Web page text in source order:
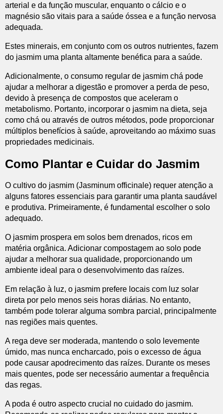
arterial e da função muscular, enquanto o cálcio e o
magnésio são vitais para a saúde óssea e a função nervosa
adequada.
Estes minerais, em conjunto com os outros nutrientes, fazem
do jasmim uma planta altamente benéfica para a saúde.
Adicionalmente, o consumo regular de jasmim chá pode
ajudar a melhorar a digestão e promover a perda de peso,
devido à presença de compostos que aceleram o
metabolismo. Portanto, incorporar o jasmim na dieta, seja
como chá ou através de outros métodos, pode proporcionar
múltiplos benefícios à saúde, aproveitando ao máximo suas
propriedades medicinais.
Como Plantar e Cuidar do Jasmim
O cultivo do jasmim (Jasminum officinale) requer atenção a
alguns fatores essenciais para garantir uma planta saudável
e produtiva. Primeiramente, é fundamental escolher o solo
adequado.
O jasmim prospera em solos bem drenados, ricos em
matéria orgânica. Adicionar compostagem ao solo pode
ajudar a melhorar sua qualidade, proporcionando um
ambiente ideal para o desenvolvimento das raízes.
Em relação à luz, o jasmim prefere locais com luz solar
direta por pelo menos seis horas diárias. No entanto,
também pode tolerar alguma sombra parcial, principalmente
nas regiões mais quentes.
A rega deve ser moderada, mantendo o solo levemente
úmido, mas nunca encharcado, pois o excesso de água
pode causar apodrecimento das raízes. Durante os meses
mais quentes, pode ser necessário aumentar a frequência
das regas.
A poda é outro aspecto crucial no cuidado do jasmim.